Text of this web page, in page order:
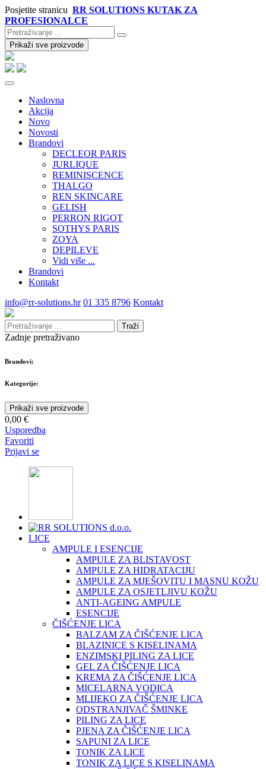
Posjetite stranicu RR SOLUTIONS KUTAK ZA
PROFESIONALCE
Prikaži sve proizvode
Naslovna
Akcija
Novo
Novosti
Brandovi
DECLEOR PARIS
JURLIQUE
REMINISCENCE
THALGO
REN SKINCARE
GELISH
PERRON RIGOT
SOTHYS PARIS
ZOYA
DEPILEVE
Vidi više ...
Brandovi
Kontakt
info@rr-solutions.hr 01 335 8796 Kontakt
Traži
Zadnje pretraživano
Brandovi:
Kategorije:
Prikaži sve proizvode
0,00 €
Usporedba
Favoriti
Prijavi se
LICE
AMPULE I ESENCIJE
AMPULE ZA BLISTAVOST
AMPULE ZA HIDRATACIJU
AMPULE ZA MJEŠOVITU I MASNU KOŽU
AMPULE ZA OSJETLJIVU KOŽU
ANTI-AGEING AMPULE
ESENCIJE
ČIŠĆENJE LICA
BALZAM ZA ČIŠĆENJE LICA
BLAZINICE S KISELINAMA
ENZIMSKI PILING ZA LICE
GEL ZA ČIŠĆENJE LICA
KREMA ZA ČIŠĆENJE LICA
MICELARNA VODICA
MLIJEKO ZA ČIŠĆENJE LICA
ODSTRANJIVAČ ŠMINKE
PILING ZA LICE
PJENA ZA ČIŠĆENJE LICA
SAPUNI ZA LICE
TONIK ZA LICE
TONIK ZA LICE S KISELINAMA